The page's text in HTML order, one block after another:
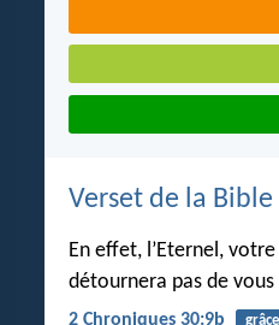
Verset de la
En effet, l’Eternel,
détournera pas de
2 Chroniques 30:9b grâce